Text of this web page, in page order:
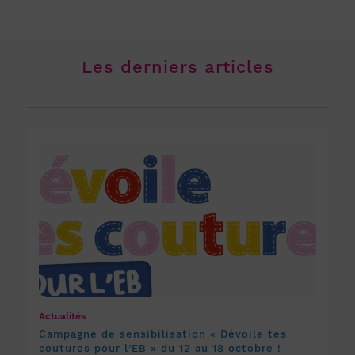
Les derniers articles
Actualités
Campagne de sensibilisation « Dévoile tes
coutures pour l’EB » du 12 au 18 octobre !